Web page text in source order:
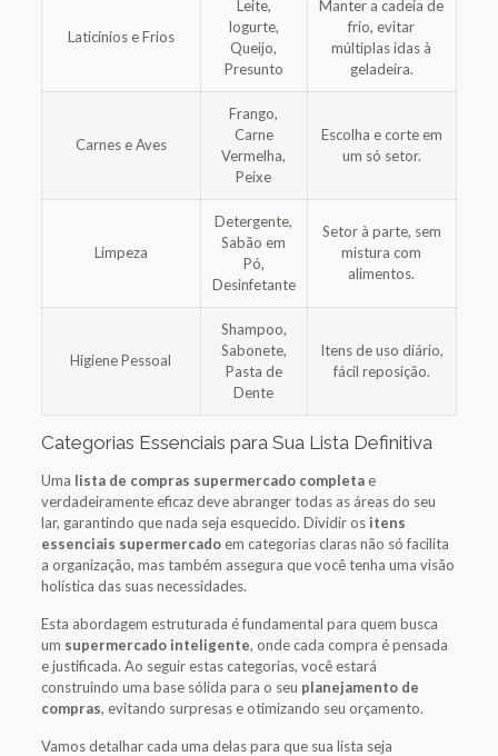
Laticínios e Frios
Leite,
Iogurte,
Queijo,
Presunto
Manter a cadeia de
frio, evitar
múltiplas idas à
geladeira.
Carnes e Aves
Frango,
Carne
Vermelha,
Peixe
Escolha e corte em
um só setor.
Limpeza
Detergente,
Sabão em
Pó,
Desinfetante
Setor à parte, sem
mistura com
alimentos.
Higiene Pessoal
Shampoo,
Sabonete,
Pasta de
Dente
Itens de uso diário,
fácil reposição.
Categorias Essenciais para Sua Lista Definitiva
Uma lista de compras supermercado completae
verdadeiramente eficaz deve abranger todas as áreas do seu
lar, garantindo que nada seja esquecido. Dividir os itens
essenciais supermercadoem categorias claras não só facilita
a organização, mas também assegura que você tenha uma visão
holística das suas necessidades.
Esta abordagem estruturada é fundamental para quem busca
um supermercado inteligente, onde cada compra é pensada
e justificada. Ao seguir estas categorias, você estará
construindo uma base sólida para o seu planejamento de
compras, evitando surpresas e otimizando seu orçamento.
Vamos detalhar cada uma delas para que sua lista seja